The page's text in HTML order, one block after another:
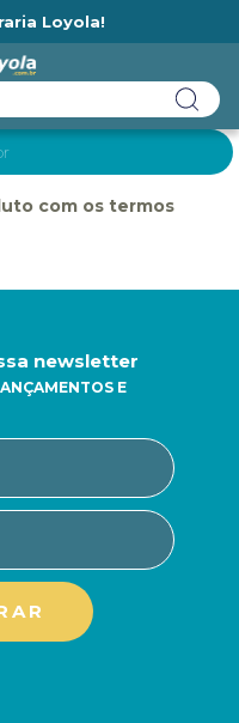
Loyola!
com os termos
newsletter
E